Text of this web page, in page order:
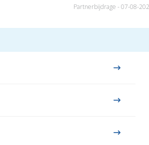
Partnerbijdrage - 07-08-